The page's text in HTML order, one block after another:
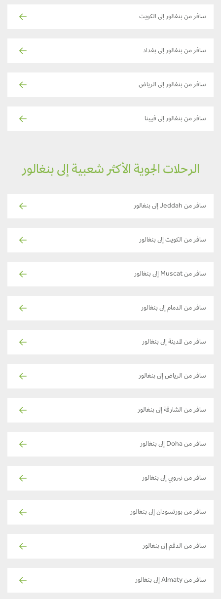
سافر من بنغالور إلى الكويت
سافر من بنغالور إلى بغداد
سافر من بنغالور إلى الرياض
سافر من بنغالور إلى فيينا
الرحلات الجوية الأكثر شعبية إلى بنغالور
سافر من Jeddah إلى بنغالور
سافر من الكويت إلى بنغالور
سافر من Muscat إلى بنغالور
سافر من الدمام إلى بنغالور
سافر من المدينة إلى بنغالور
سافر من الرياض إلى بنغالور
سافر من الشارقة إلى بنغالور
سافر من Doha إلى بنغالور
سافر من نيروبي إلى بنغالور
سافر من بورتسودان إلى بنغالور
سافر من الدقم إلى بنغالور
سافر من Almaty إلى بنغالور